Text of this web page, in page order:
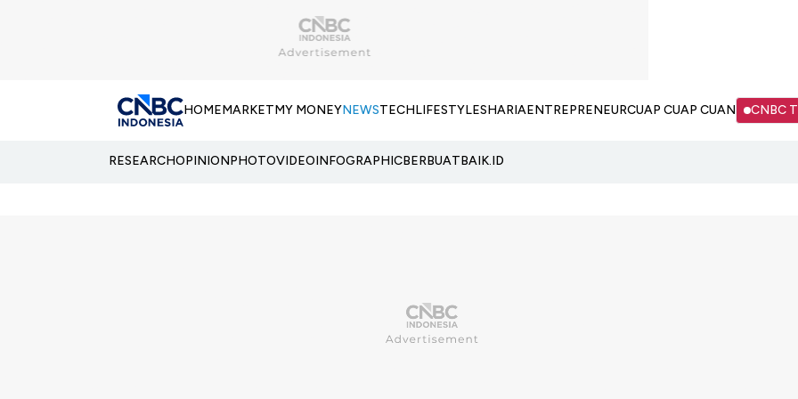
HOMEMARKETMY MONEYNEWSTECHLIFESTYLESHARIAENTREPRENEURCUAP CUAP CUAN CNBC
RESEARCHOPINIONPHOTOVIDEOINFOGRAPHICBERBUATBAIK.ID